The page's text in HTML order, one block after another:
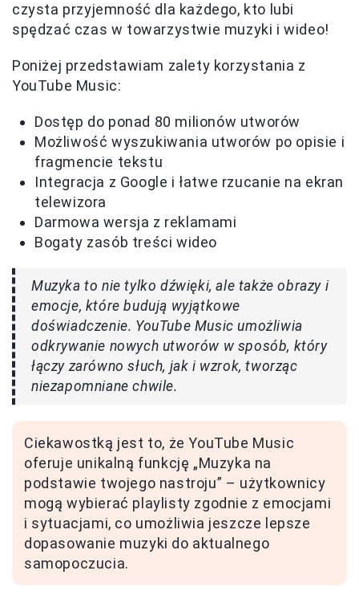
czysta przyjemność dla każdego, kto lubi
spędzać czas w towarzystwie muzyki i wideo!
Poniżej przedstawiam zalety korzystania z
YouTube Music:
Dostęp do ponad 80 milionów utworów
Możliwość wyszukiwania utworów po opisie i
fragmencie tekstu
Integracja z Google i łatwe rzucanie na ekran
telewizora
Darmowa wersja z reklamami
Bogaty zasób treści wideo
Muzyka to nie tylko dźwięki, ale także obrazy i
emocje, które budują wyjątkowe
doświadczenie. YouTube Music umożliwia
odkrywanie nowych utworów w sposób, który
łączy zarówno słuch, jak i wzrok, tworząc
niezapomniane chwile.
Ciekawostką jest to, że YouTube Music
oferuje unikalną funkcję „Muzyka na
podstawie twojego nastroju” – użytkownicy
mogą wybierać playlisty zgodnie z emocjami
i sytuacjami, co umożliwia jeszcze lepsze
dopasowanie muzyki do aktualnego
samopoczucia.